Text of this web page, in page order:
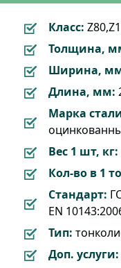
Класс:
Толщина,
Ширина,
Длина, мм:
Марка
Вес 1 шт, кг:
Кол-во в 1
Стандарт:
EN
Тип:
Доп. услуги: